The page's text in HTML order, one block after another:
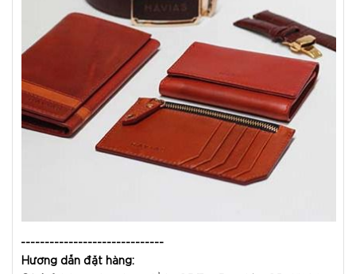
------------------------------
Hướng dẫn đặt hàng: